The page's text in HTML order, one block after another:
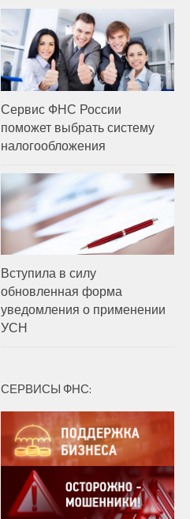
Сервис ФНС России
поможет выбрать систему
налогообложения
Вступила в силу
обновленная форма
уведомления о применении
УСН
СЕРВИСЫ ФНС: